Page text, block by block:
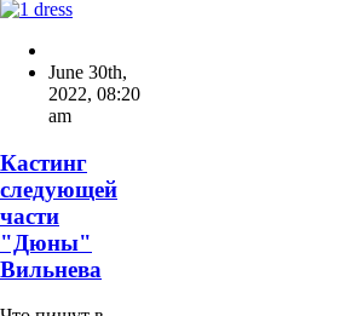
June 30th,
2022, 08:20
am
Кастинг
следующей
части
"Дюны"
Вильнева